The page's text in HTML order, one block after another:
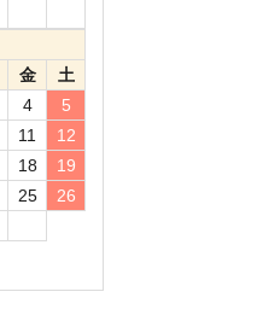
金
土
4
5
11
12
18
19
25
26